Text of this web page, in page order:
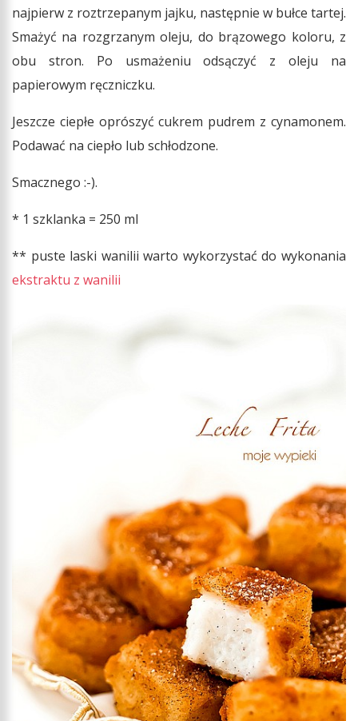
najpierw z roztrzepanym jajku, następnie w bułce tartej.
Smażyć na rozgrzanym oleju, do brązowego koloru, z
obu stron. Po usmażeniu odsączyć z oleju na
papierowym ręczniczku.
Jeszcze ciepłe oprószyć cukrem pudrem z cynamonem.
Podawać na ciepło lub schłodzone.
Smacznego :-).
* 1 szklanka = 250 ml
** puste laski wanilii warto wykorzystać do wykonania
ekstraktu z wanilii